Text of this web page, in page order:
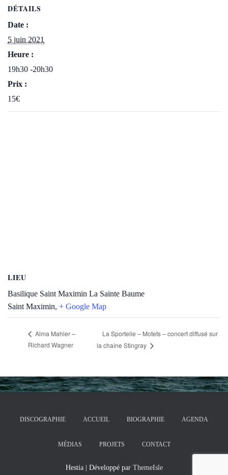
DÉTAILS
Date :
5 juin 2021
Heure :
19h30 -20h30
Prix :
15€
LIEU
Basilique Saint Maximin La Sainte Baume
Saint Maximin, + Google Map
Alma Mahler –
Richard Wagner
La Sportelle – Motets – concert diffusé sur
la chaîne Stingray
DISCOGRAPHIE ACCUEIL BIOGRAPHIE AGENDA
MÉDIAS PROJETS CONTACT
Hestia | Développé par ThemeIsle